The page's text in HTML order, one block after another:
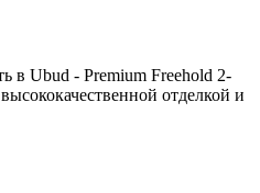
в Ubud - Premium Freehold 2-
отделкой и